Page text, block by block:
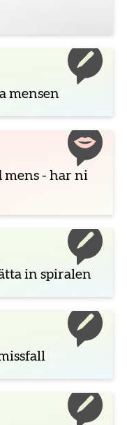
mensen
mens - har ni
in spiralen